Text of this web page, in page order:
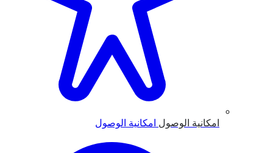
امكانية الوصول امكانية الوصول